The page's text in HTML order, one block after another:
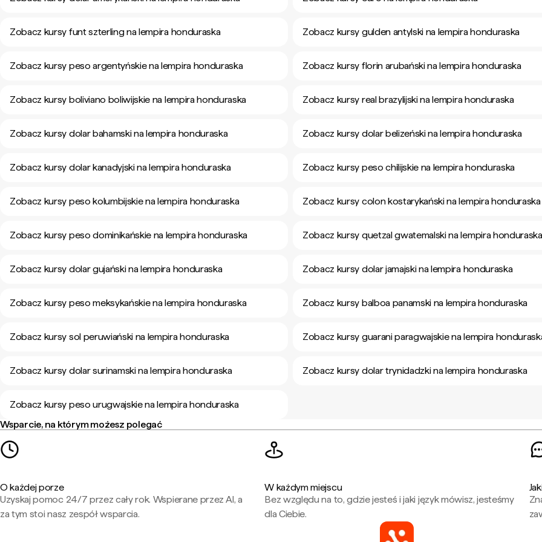
Zobacz kursy funt szterling na lempira honduraska Zobacz kursy gulden antylski na lempira honduraska
Zobacz kursy peso argentyńskie na lempira honduraska Zobacz kursy florin arubański na lempira honduraska
Zobacz kursy boliviano boliwijskie na lempira honduraska Zobacz kursy real brazylijski na lempira honduraska
Zobacz kursy dolar bahamski na lempira honduraska Zobacz kursy dolar belizeński na lempira honduraska
Zobacz kursy dolar kanadyjski na lempira honduraska Zobacz kursy peso chilijskie na lempira honduraska
Zobacz kursy peso kolumbijskie na lempira honduraska Zobacz kursy colon kostarykański na lempira honduraska
Zobacz kursy peso dominikańskie na lempira honduraska Zobacz kursy quetzal gwatemalski na lempira honduraska
Zobacz kursy dolar gujański na lempira honduraska Zobacz kursy dolar jamajski na lempira honduraska
Zobacz kursy peso meksykańskie na lempira honduraska Zobacz kursy balboa panamski na lempira honduraska
Zobacz kursy sol peruwiański na lempira honduraska Zobacz kursy guarani paragwajskie na lempira
Zobacz kursy dolar surinamski na lempira honduraska Zobacz kursy dolar trynidadzki na lempira honduraska
Zobacz kursy peso urugwajskie na lempira honduraska
Wsparcie, na którym możesz polegać
O każdej porze
Uzyskaj pomoc 24/7 przez cały rok. Wspierane przez AI, a
za tym stoi nasz zespół wsparcia.
W każdym miejscu
Bez względu na to, gdzie jesteś i jaki język mówisz, jesteśmy
dla Ciebie.